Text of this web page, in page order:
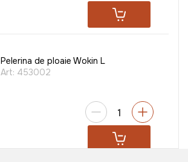
Pelerina de ploaie Wokin L
Art: 453002